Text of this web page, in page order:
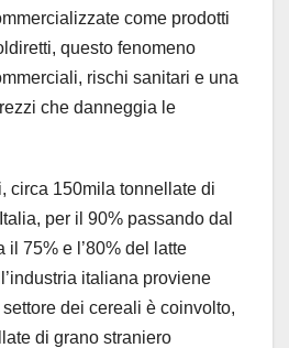
come prodotti
questo fenomeno
rischi sanitari e una
che danneggia le
circa 150mila tonnellate di
per il 90% passando dal
il 75% e l’80% del latte
italiana proviene
dei cereali è coinvolto,
di grano straniero